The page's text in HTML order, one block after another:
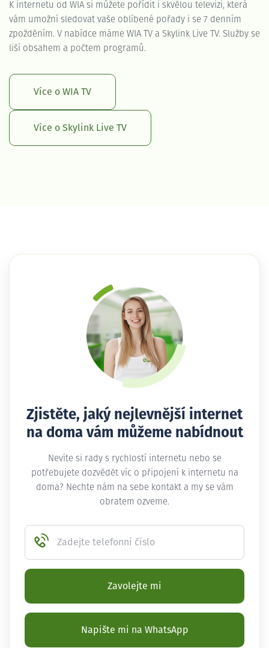
K internetu od WIA si můžete pořídit i skvělou televizi, která
vám umožní sledovat vaše oblíbené pořady i se 7 denním
zpožděním. V nabídce máme WIA TV a Skylink Live TV. Služby se
liší obsahem a počtem programů.
Více o WIA TV
Více o Skylink Live TV
Zjistěte, jaký nejlevnější internet
na doma vám můžeme nabídnout
Nevíte si rady s rychlostí internetu nebo se
potřebujete dozvědět víc o připojení k internetu na
doma? Nechte nám na sebe kontakt a my se vám
obratem ozveme.
Zadejte telefonní číslo
Zavolejte mi
Napište mi na WhatsApp